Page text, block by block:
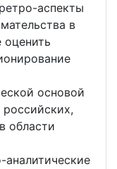
аспекты
в
оценить
основой
области
аналитические